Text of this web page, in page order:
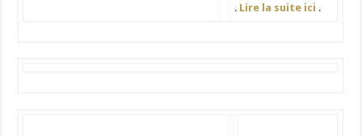
. Lire la suite ici .